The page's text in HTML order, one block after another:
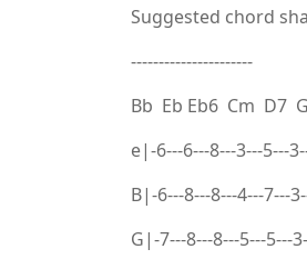
Suggested chord
----------------------
Bb Eb Eb6 Cm D7
e|-6---6---8---3---5---
B|-6---8---8---4---7---
G|-7---8---8---5---5---